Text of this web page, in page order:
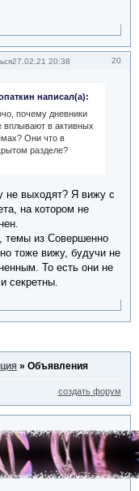
20
27.02.21 20:38
написал(а):
почему дневники
вплывают в активных
Они что в
разделе?
не выходят? Я вижу с
на котором не
темы из Совершенно
тоже вижу, будучи не
То есть они не
секретны.
»Объявления
создать форум